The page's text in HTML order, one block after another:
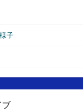
子
ブ